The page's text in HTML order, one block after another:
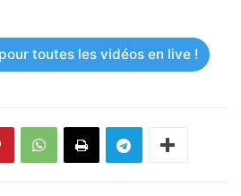
toutes les vidéos en live !